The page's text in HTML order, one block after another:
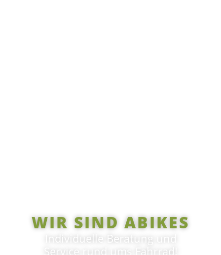
WIR SIND ABIKES
Individuelle Beratung und
Service rund ums Fahrrad!